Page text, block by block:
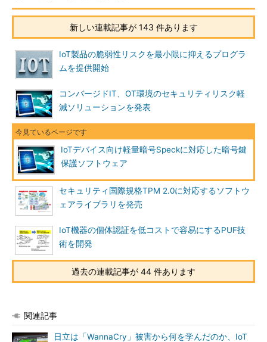
新しい連載記事が 143 件あります
IoT製品の脆弱性リスクを最小限に抑えるプログラ
ムを提供開始
コンバージドIT、OT環境のセキュリティリスク軽
減ソリューションを発表
IoTデバイス向け軽量暗号Speckに対応した暗号鍵
保護ソフトウェア
セキュリティ国際規格TPM 2.0に対応するソフトウ
ェアライブラリを発売
IoT機器の個体認証を低コストで容易にするPUF技
術を開発
過去の連載記事が 44 件あります
関連記事
日立は「WannaCry」被害から何を学んだのか、IoT